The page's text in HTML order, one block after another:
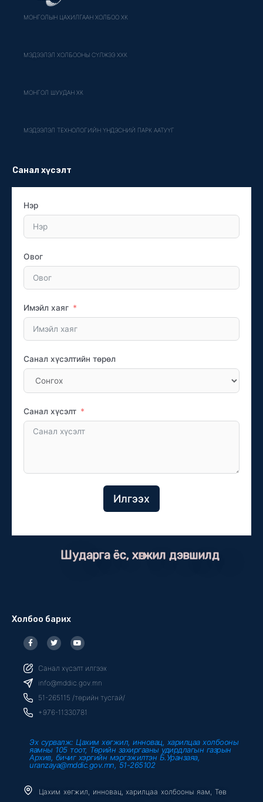
МОНГОЛЫН ЦАХИЛГААН ХОЛБОО ХК
МЭДЭЭЛЭЛ ХОЛБООНЫ СҮЛЖЭЭ ХХК
МОНГОЛ ШУУДАН ХК
МЭДЭЭЛЭЛ ТЕХНОЛОГИЙН ҮНДЭСНИЙ ПАРК ААТУҮГ
Санал хүсэлт
Нэр
Овог
Имэйл хаяг
Санал хүсэлтийн төрөл
Санал хүсэлт
Илгээх
Шударга ёс, хөгжил дэвшилд
Холбоо барих
F
a
c
b
o
o
k
f
T
w
i
t
r
Y
o
u
u
e
Санал хүсэлт илгээх
info@mddic.gov.mn
51-265115 /төрийн тусгай/
+976-11330781
Эх сурвалж: Цахим хөгжил, инновац, харилцаа холбооны
яамны 105 тоот, Төрийн захиргааны удирдлагын газрын
Архив, бичиг хэргийн мэргэжилтэн Б.Уранзаяа,
uranzaya@mddic.gov.mn, 51-265102
Цахим хөгжил, инновац, харилцаа холбооны яам, Төв